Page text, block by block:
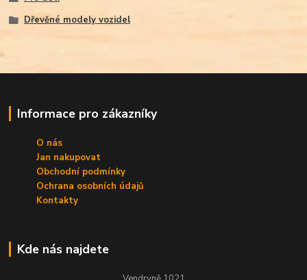
Dřevěné modely vozidel
Informace pro zákazníky
O nás
Jan nakupovat
Obchodní podmínky
Ochrana osobních údajů
Kontakty
Kde nás najdete